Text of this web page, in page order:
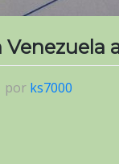
por ks7000